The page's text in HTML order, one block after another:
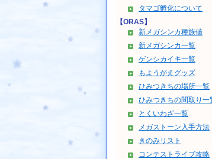
タマゴ孵化について
【ORAS】
新メガシンカ種族値
新メガシンカ一覧
ゲンシカイキ一覧
もようがえグッズ
ひみつきちの場所一覧
ひみつきちの間取り一
とくいわざ一覧
メガストーン入手方法
きのみリスト
コンテストライブ攻略